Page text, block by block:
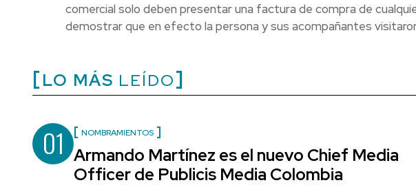
comercial solo deben presentar una factura de compra de
demostrar que en efecto la persona y sus acompañantes
LO MÁS LEÍDO
01 NOMBRAMIENTOS
Armando Martínez es el nuevo Chief Media
Officer de Publicis Media Colombia